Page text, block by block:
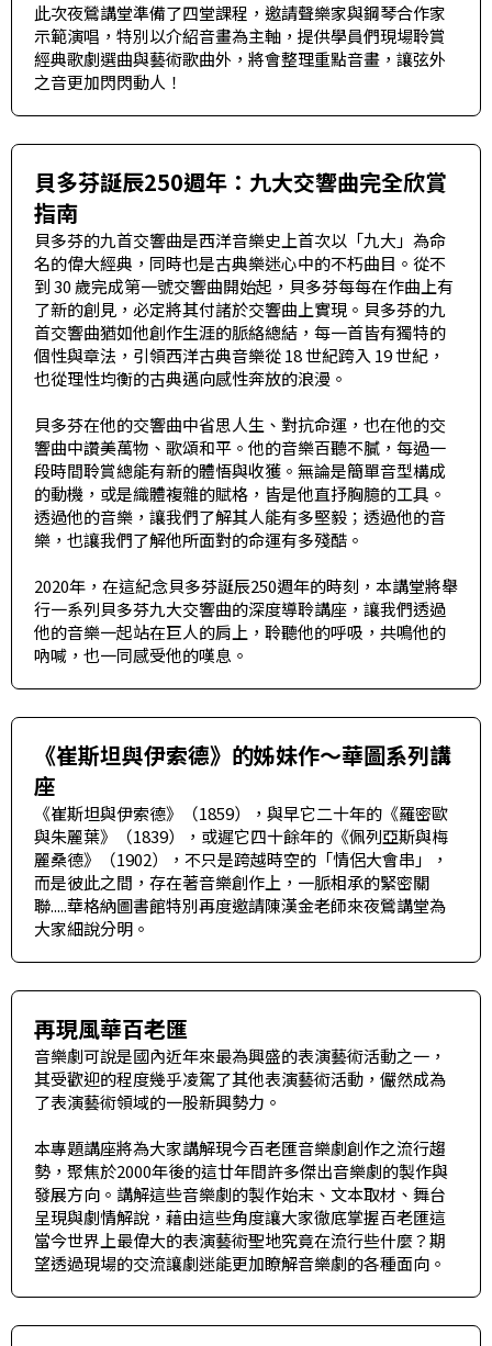
此次夜鶯講堂準備了四堂課程，邀請聲樂家與鋼琴合作家
示範演唱，特別以介紹音畫為主軸，提供學員們現場聆賞
經典歌劇選曲與藝術歌曲外，將會整理重點音畫，讓弦外
之音更加閃閃動人！
貝多芬誕辰250週年：九大交響曲完全欣賞
指南
貝多芬的九首交響曲是西洋音樂史上首次以「九大」為命
名的偉大經典，同時也是古典樂迷心中的不朽曲目。從不
到 30 歲完成第一號交響曲開始起，貝多芬每每在作曲上有
了新的創見，必定將其付諸於交響曲上實現。貝多芬的九
首交響曲猶如他創作生涯的脈絡總結，每一首皆有獨特的
個性與章法，引領西洋古典音樂從 18 世紀跨入 19 世紀，
也從理性均衡的古典邁向感性奔放的浪漫。
貝多芬在他的交響曲中省思人生、對抗命運，也在他的交
響曲中讚美萬物、歌頌和平。他的音樂百聽不膩，每過一
段時間聆賞總能有新的體悟與收獲。無論是簡單音型構成
的動機，或是織體複雜的賦格，皆是他直抒胸臆的工具。
透過他的音樂，讓我們了解其人能有多堅毅；透過他的音
樂，也讓我們了解他所面對的命運有多殘酷。
2020年，在這紀念貝多芬誕辰250週年的時刻，本講堂將舉
行一系列貝多芬九大交響曲的深度導聆講座，讓我們透過
他的音樂一起站在巨人的肩上，聆聽他的呼吸，共鳴他的
吶喊，也一同感受他的嘆息。
《崔斯坦與伊索德》的姊妹作～華圖系列講
座
《崔斯坦與伊索德》（1859），與早它二十年的《羅密歐
與朱麗葉》（1839），或遲它四十餘年的《佩列亞斯與梅
麗桑德》（1902），不只是跨越時空的「情侶大會串」，
而是彼此之間，存在著音樂創作上，一脈相承的緊密關
聯.....華格納圖書館特別再度邀請陳漢金老師來夜鶯講堂為
大家細說分明。
再現風華百老匯
音樂劇可說是國內近年來最為興盛的表演藝術活動之一，
其受歡迎的程度幾乎凌駕了其他表演藝術活動，儼然成為
了表演藝術領域的一股新興勢力。
本專題講座將為大家講解現今百老匯音樂劇創作之流行趨
勢，聚焦於2000年後的這廿年間許多傑出音樂劇的製作與
發展方向。講解這些音樂劇的製作始末、文本取材、舞台
呈現與劇情解說，藉由這些角度讓大家徹底掌握百老匯這
當今世界上最偉大的表演藝術聖地究竟在流行些什麼？期
望透過現場的交流讓劇迷能更加瞭解音樂劇的各種面向。